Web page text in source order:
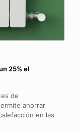
25% el
de
ahorrar
en las